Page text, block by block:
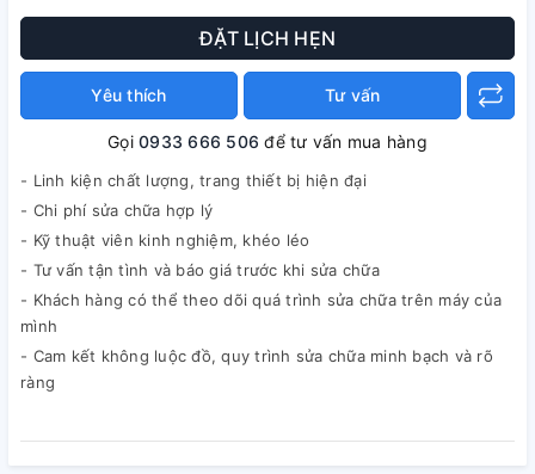
ĐẶT LỊCH HẸN
Yêu thích Tư vấn
Gọi0933 666 506 để tư vấn mua hàng
- Linh kiện chất lượng, trang thiết bị hiện đại
- Chi phí sửa chữa hợp lý
- Kỹ thuật viên kinh nghiệm, khéo léo
- Tư vấn tận tình và báo giá trước khi sửa chữa
- Khách hàng có thể theo dõi quá trình sửa chữa trên máy của
mình
- Cam kết không luộc đồ, quy trình sửa chữa minh bạch và rõ
ràng